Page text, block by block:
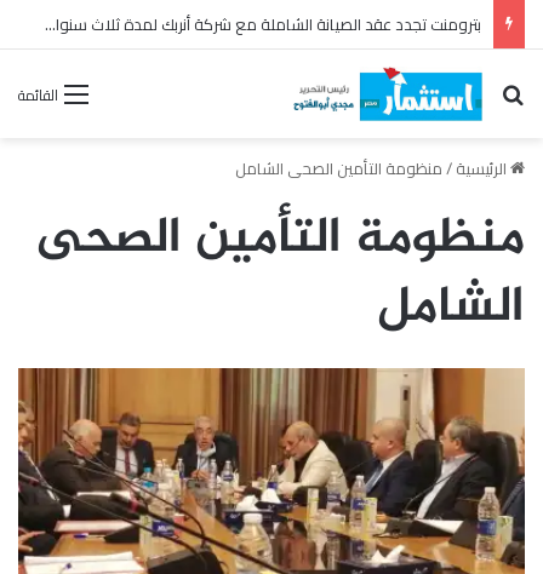
بترومنت تجدد عقد الصيانة الشاملة مع شركة أنربك لمدة ثلاث سنوات
القائمة بحث عن
الرئيسية/منظومة التأمين الصحى الشامل
منظومة التأمين الصحى
الشامل